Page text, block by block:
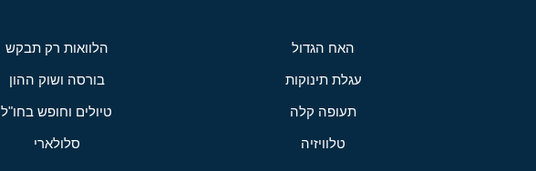
האח הגדול הלוואות רק תבקש
עגלת תינוקות בורסה ושוק ההון
תעופה קלה טיולים וחופש בחו"ל
טלוויזיה סלולארי